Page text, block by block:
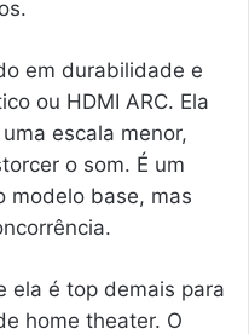
em durabilidade e
ou HDMI ARC. Ela
escala menor,
o som. É um
modelo base, mas
ela é top demais para
home theater. O